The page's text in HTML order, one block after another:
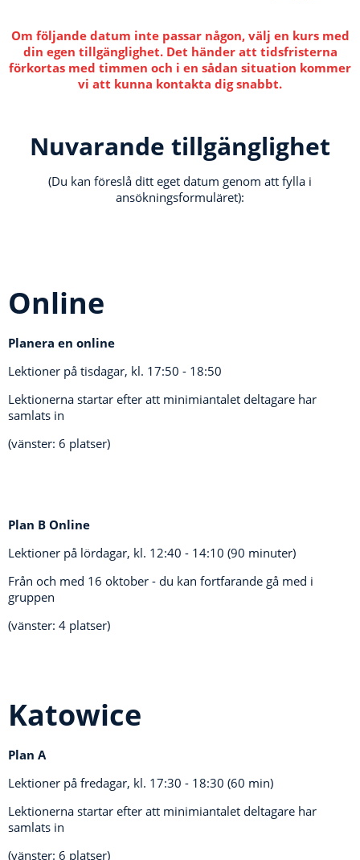
Om följande datum inte passar någon, välj en kurs med
din egen tillgänglighet. Det händer att tidsfristerna
förkortas med timmen och i en sådan situation kommer
vi att kunna kontakta dig snabbt.
Nuvarande tillgänglighet
(Du kan föreslå ditt eget datum genom att fylla i
ansökningsformuläret):
Online
Planera en online
Lektioner på tisdagar, kl. 17:50 - 18:50
Lektionerna startar efter att minimiantalet deltagare har
samlats in
(vänster: 6 platser)
Plan B Online
Lektioner på lördagar, kl. 12:40 - 14:10 (90 minuter)
Från och med 16 oktober - du kan fortfarande gå med i
gruppen
(vänster: 4 platser)
Katowice
Plan A
Lektioner på fredagar, kl. 17:30 - 18:30 (60 min)
Lektionerna startar efter att minimiantalet deltagare har
samlats in
(vänster: 6 platser)